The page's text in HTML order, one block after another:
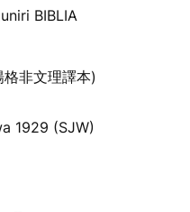
BIBLIA
非文理譯本)
1929 (SJW)